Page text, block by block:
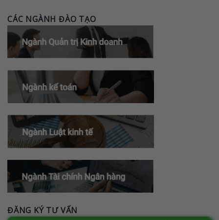
CÁC NGÀNH ĐÀO TẠO
ĐĂNG KÝ TƯ VẤN